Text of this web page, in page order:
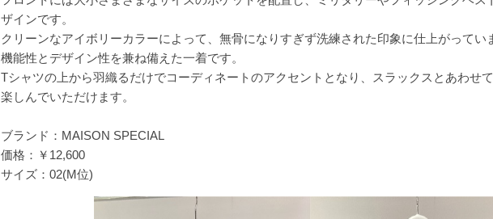
ザインです。
クリーンなアイボリーカラーによって、無骨になりすぎず洗練された印象に仕上がってい
機能性とデザイン性を兼ね備えた一着です。
Tシャツの上から羽織るだけでコーディネートのアクセントとなり、スラックスとあわせ
楽しんでいただけます。
ブランド：MAISON SPECIAL
価格：￥12,600
サイズ：02(M位)